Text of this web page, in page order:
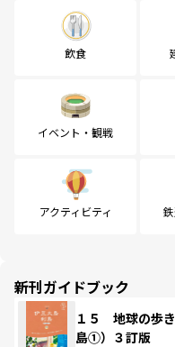
飲食
イベント・観戦
アクティビティ
新刊ガイドブック
１５ 地球の歩
島①）３訂版